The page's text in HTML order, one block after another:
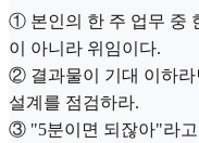
① 본인의 한 주 업무 중
이 아니라 위임이다.
② 결과물이 기대 이하라
설계를 점검하라.
③ "5분이면 되잖아"라고